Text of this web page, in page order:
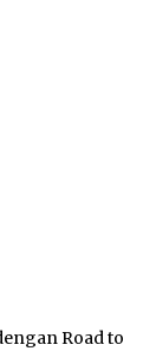
Road to